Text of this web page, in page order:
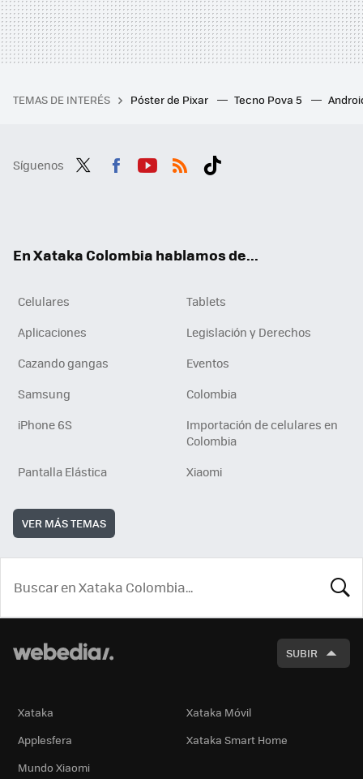
TEMAS DE INTERÉS Póster de Pixar Tecno Pova 5
Síguenos
En Xataka Colombia hablamos de...
Celulares
Tablets
Aplicaciones
Legislación y Derechos
Cazando gangas
Eventos
Samsung
Colombia
iPhone 6S
Importación de celulares en
Colombia
Pantalla Elástica
Xiaomi
VER MÁS TEMAS
SUBIR
Xataka
Xataka Móvil
Applesfera
Xataka Smart Home
Mundo Xiaomi